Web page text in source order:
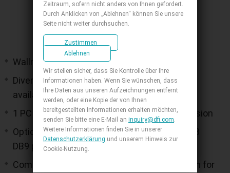
Wallmount Chassis for mini-ITX MB
Diverse Storage Support: 1x 2.5" SATA bay
available
1 PCIe slot for single slot GPU/IO card expansion
Optional reserved I/O opening for 4 USB and 3
DB9 ports
Compact System: Optimazed Chassis design for
Zeitraum, sofern nicht anders von Ihnen gefordert.
Durch Anklicken von „Ablehnen“ können Sie unsere
Seite nicht weiter durchsuchen.
Zustimmen
Ablehnen
Wir stellen sicher, dass Sie Kontrolle über Ihre
Informationen haben. Wenn Sie wünschen, dass
Ihre Daten aus unseren Aufzeichnungen entfernt
werden, oder eine Kopie der von Ihnen
bereitgestellten Informationen erhalten möchten,
senden Sie bitte eine E-Mail an inquiry@dfi.com.
Weitere Informationen finden Sie in unserer
Datenschutzerklärung und unserem Hinweis zur
Cookie-Nutzung.